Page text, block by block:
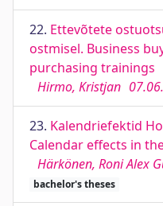
22. Ettevõtete
ostmisel. Business
purchasing trainings
Hirmo, Kristjan
23. Kalendriefektid
Calendar effects in
Härkönen, Roni Alex
bachelor's theses